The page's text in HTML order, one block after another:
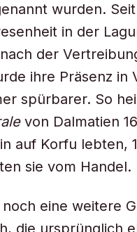
wurden.
in der
der
ihre Präsenz in
spürbarer. So
von Dalmatien
auf Korfu lebten,
sie vom Handel.
eine weitere
die ursprünglich